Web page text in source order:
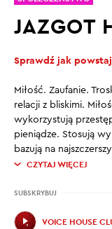
JAZGOT
Sprawdź jak
Miłość. Zaufanie.
relacji z bliskimi.
wykorzystują
pieniądze. Stosują
bazują na
CZYTAJ WIĘCEJ
SUBSKRYBUJ
VOICE HOUSE